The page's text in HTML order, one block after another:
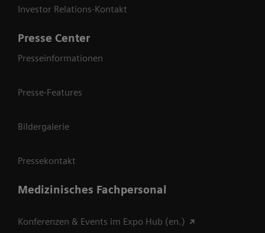
Investor Relations-Kontakt
Presse Center
Presseinformationen
Presse-Features
Bildergalerie
Pressekontakt
Medizinisches Fachpersonal
Konferenzen & Events im Expo Hub (en.)